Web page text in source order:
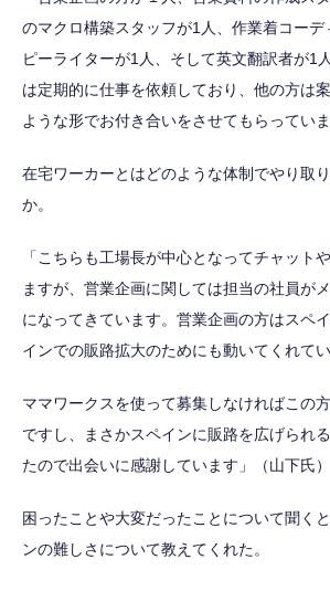
のマクロ構築スタッフが1人、作業着コーデ
ピーライターが1人、そして英文翻訳者が1
は定期的に仕事を依頼しており、他の方は
ような形でお付き合いをさせてもらっていま
在宅ワーカーとはどのような体制でやり取
か。
「こちらも工場長が中心となってチャット
ますが、営業企画に関しては担当の社員が
になってきています。営業企画の方はスペ
インでの販路拡大のためにも動いてくれてい
ママワークスを使って募集しなければこの
ですし、まさかスペインに販路を広げられ
たので出会いに感謝しています」（山下氏）
困ったことや大変だったことについて聞く
ンの難しさについて教えてくれた。